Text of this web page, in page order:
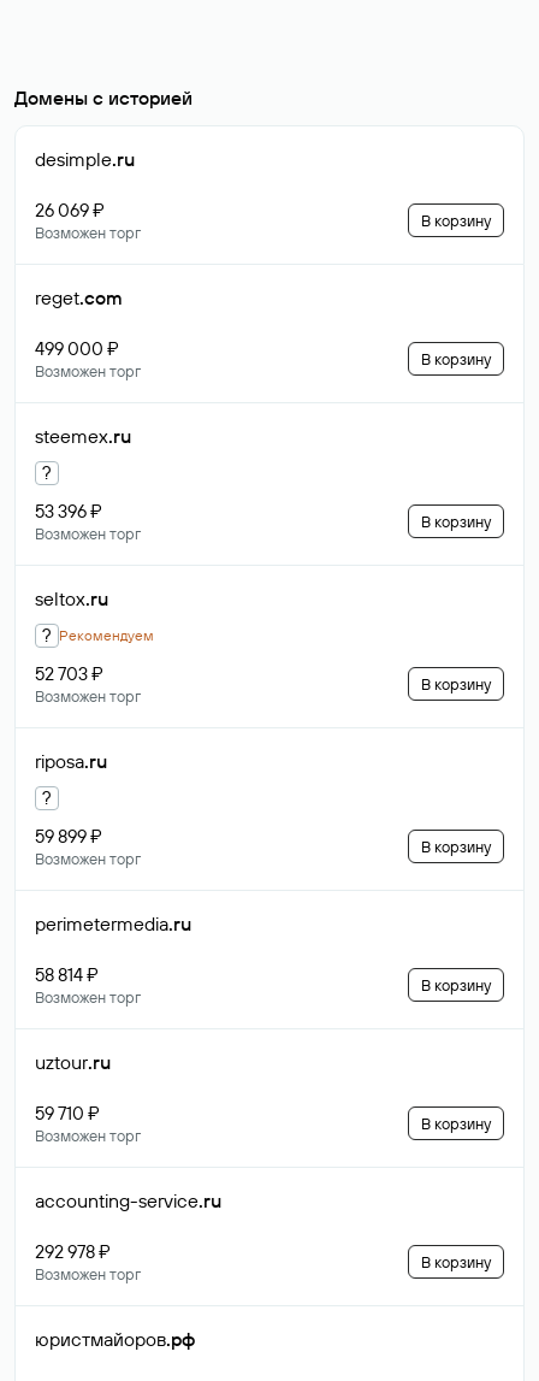
Домены с историей
desimple.ru
26 069 ₽
Возможен торг
В корзину
reget.com
499 000 ₽
Возможен торг
В корзину
steemex.ru
?
53 396 ₽
Возможен торг
В корзину
seltox.ru
? Рекомендуем
52 703 ₽
Возможен торг
В корзину
riposa.ru
?
59 899 ₽
Возможен торг
В корзину
perimetermedia.ru
58 814 ₽
Возможен торг
В корзину
uztour.ru
59 710 ₽
Возможен торг
В корзину
accounting-service.ru
292 978 ₽
Возможен торг
В корзину
юристмайоров.рф